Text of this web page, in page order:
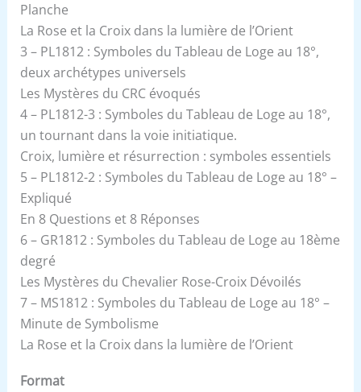
Planche
La Rose et la Croix dans la lumière de l’Orient
3 – PL1812 : Symboles du Tableau de Loge au 18°,
deux archétypes universels
Les Mystères du CRC évoqués
4 – PL1812-3 : Symboles du Tableau de Loge au 18°,
un tournant dans la voie initiatique.
Croix, lumière et résurrection : symboles essentiels
5 – PL1812-2 : Symboles du Tableau de Loge au 18° –
Expliqué
En 8 Questions et 8 Réponses
6 – GR1812 : Symboles du Tableau de Loge au 18ème
degré
Les Mystères du Chevalier Rose-Croix Dévoilés
7 – MS1812 : Symboles du Tableau de Loge au 18° –
Minute de Symbolisme
La Rose et la Croix dans la lumière de l’Orient
Format